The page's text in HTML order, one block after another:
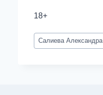
18+
Метки
записи:
Салиева Александра